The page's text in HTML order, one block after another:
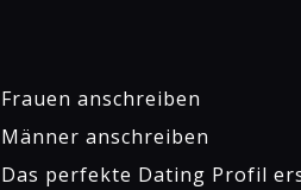
Frauen anschreiben
Männer anschreiben
Das perfekte Dating Profil